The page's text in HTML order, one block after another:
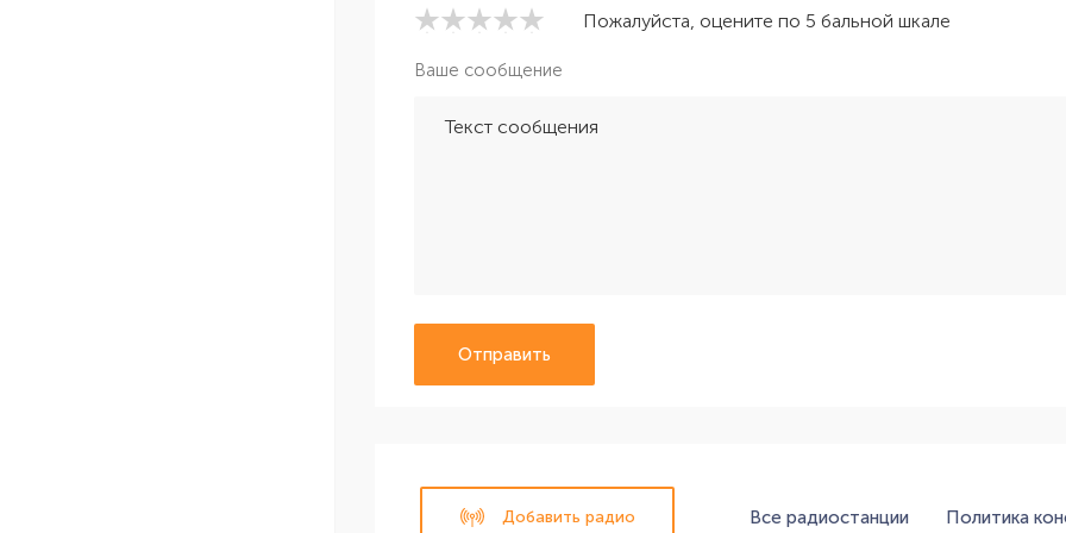
Пожалуйста, оцените по 5 бальной шкале
Ваше сообщение
Отправить
Добавить радио Все радиостанции Политика